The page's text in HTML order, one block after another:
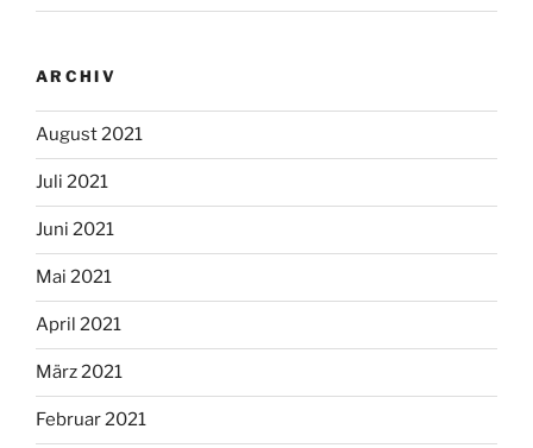
ARCHIV
August 2021
Juli 2021
Juni 2021
Mai 2021
April 2021
März 2021
Februar 2021